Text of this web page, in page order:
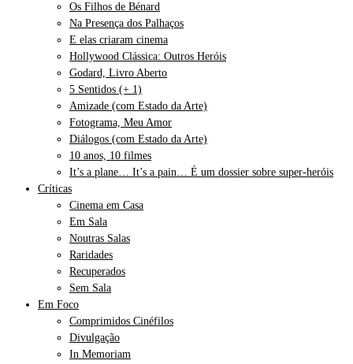
Os Filhos de Bénard
Na Presença dos Palhaços
E elas criaram cinema
Hollywood Clássica: Outros Heróis
Godard, Livro Aberto
5 Sentidos (+ 1)
Amizade (com Estado da Arte)
Fotograma, Meu Amor
Diálogos (com Estado da Arte)
10 anos, 10 filmes
It’s a plane… It’s a pain… É um dossier sobre super-heróis
Críticas
Cinema em Casa
Em Sala
Noutras Salas
Raridades
Recuperados
Sem Sala
Em Foco
Comprimidos Cinéfilos
Divulgação
In Memoriam